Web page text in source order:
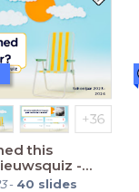
this
-
seconden)
- 40 slides